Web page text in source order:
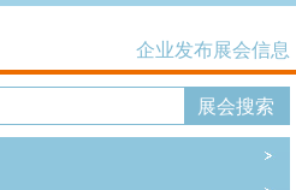
企业发布展会信息